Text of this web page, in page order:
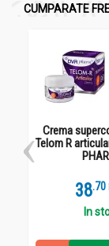
CUMPARATE
Crema
Telom R
38.7
In